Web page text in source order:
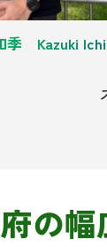
の幅